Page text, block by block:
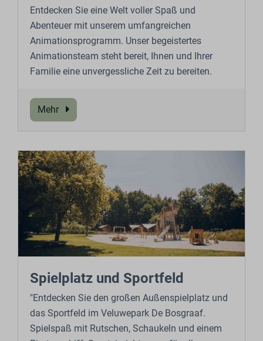
Entdecken Sie eine Welt voller Spaß und
Abenteuer mit unserem umfangreichen
Animationsprogramm. Unser begeistertes
Animationsteam steht bereit, Ihnen und Ihrer
Familie eine unvergessliche Zeit zu bereiten.
Mehr
Spielplatz und Sportfeld
"Entdecken Sie den großen Außenspielplatz und
das Sportfeld im Veluwepark De Bosgraaf.
Spielspaß mit Rutschen, Schaukeln und einem